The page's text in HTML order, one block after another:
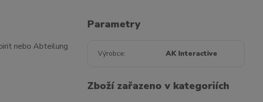
nebo Abteilung
Parametry
Výrobce AK Interactive
Zboží zařazeno v kategoriích